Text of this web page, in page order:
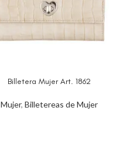
Billetera Mujer Art. 1862
Mujer, Billetereas de Mujer